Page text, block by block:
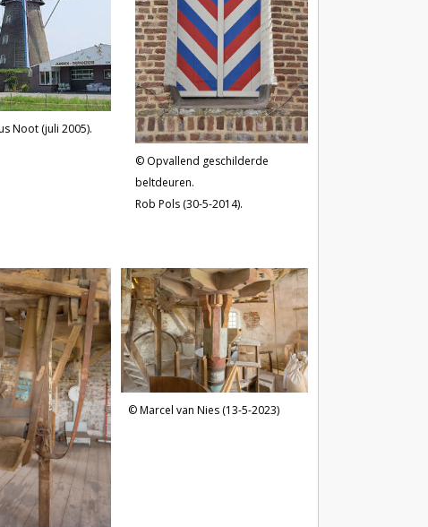
Noot (juli 2005).
Opvallend geschilderde
beltdeuren.
Rob Pols (30-5-2014).
Marcel van Nies (13-5-2023)